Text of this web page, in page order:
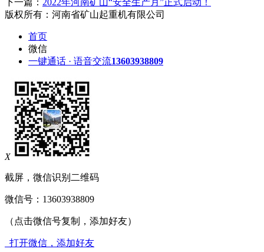
下一篇： 2022年河南矿山“安全生产月”正式启动！
版权所有：河南省矿山起重机有限公司
首页
微信
一键通话 · 语音交流13603938809
X
截屏，微信识别二维码
微信号： 13603938809
（点击微信号复制，添加好友）
打开微信，添加好友